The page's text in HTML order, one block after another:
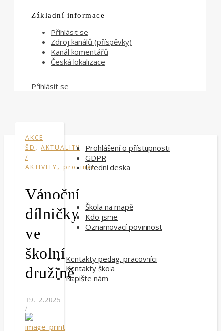
Základní informace
Přihlásit se
Zdroj kanálů (příspěvky)
Kanál komentářů
Česká lokalizace
Přihlásit se
AKCE
ŠD , AKTUALITY
/
AKTIVITY, prosinec
Vánoční
dílničky
ve
školní
družině
19.12.2025
/
Prohlášení o přístupnosti
GDPR
Úřední deska
Škola na mapě
Kdo jsme
Oznamovací povinnost
Kontakty pedag. pracovníci
Kontakty škola
Napište nám